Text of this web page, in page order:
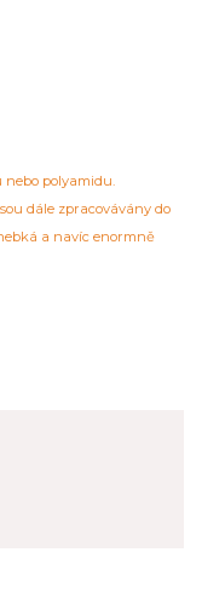
nebo polyamidu.
dále zpracovávány do
a navíc enormně